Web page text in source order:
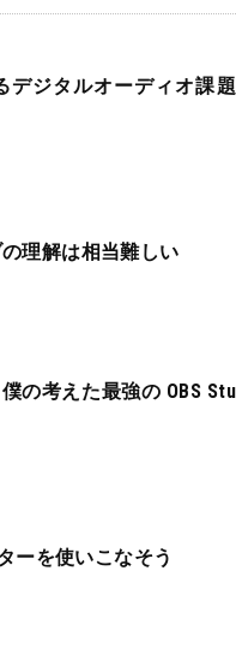
デジタルオーディオ課題
理解は相当難しい
僕の考えた最強の OBS Stu
ーを使いこなそう